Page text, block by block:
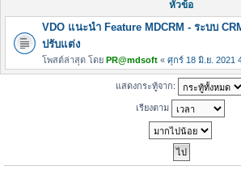
หัวข้อ
VDO แนะนำ Feature MDCRM - ระบบ
ปรับแต่ง
โพสต์ล่าสุด โดย PR@mdsoft « ศุกร์ 18 มิ.ย. 2021
แสดงกระทู้จาก:
เรียงตาม